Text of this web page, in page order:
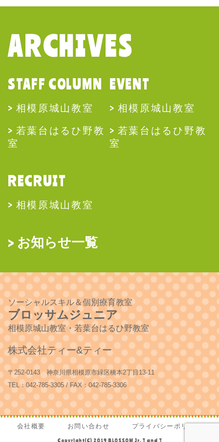
ARCHIVES
STAFF COLUMN
相模原城山教室
若葉台はるひ野教
室
EVENT
相模原城山教室
若葉台はるひ野教
室
RECRUIT
相模原城山教室
お知らせ一覧
ソーシャルスキル＆個別療育教室
ブロッサムジュニア
相模原城山教室・若葉台はるひ野教室
株式会社ティー&ティー
〒252-0143 神奈川県相模原市緑区橋本2丁目13-11
TEL：042-785-3305 / FAX：042-785-3306
会社概要 お問い合わせ プライバシーポリシー
Copyright(C) 2019 BLOSSOM Jr. T and T